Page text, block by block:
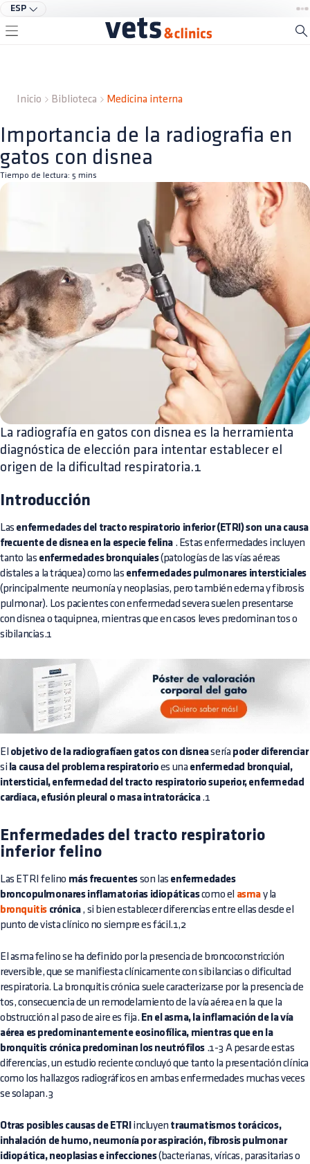
ESP
Inicio Biblioteca Medicina interna
Importancia de la radiografia en
gatos con disnea
Tiempo de lectura: 5 mins
La radiografía en gatos con disnea es la herramienta
diagnóstica de elección para intentar establecer el
origen de la dificultad respiratoria.1
Introducción
Las enfermedades del tracto respiratorio inferior (ETRI) son una causa
frecuente de disnea en la especie felina . Estas enfermedades incluyen
tanto las enfermedades bronquiales(patologías de las vías aéreas
distales a la tráquea) como las enfermedades pulmonares intersticiales
(principalmente neumonía y neoplasias, pero también edema y fibrosis
pulmonar). Los pacientes con enfermedad severa suelen presentarse
con disnea o taquipnea, mientras que en casos leves predominan tos o
sibilancias.1
El objetivo de la radiografíaen gatos con disneasería poder diferenciar
si la causa del problema respiratorio es una enfermedad bronquial,
intersticial, enfermedad del tracto respiratorio superior, enfermedad
cardiaca, efusión pleural o masa intratorácica.1
Enfermedades del tracto respiratorio
inferior felino
Las ETRI felino más frecuentes son las enfermedades
broncopulmonares inflamatorias idiopáticascomo el asma y la
bronquitis crónica, si bien establecer diferencias entre ellas desde el
punto de vista clínico no siempre es fácil.1,2
El asma felino se ha definido por la presencia de broncoconstricción
reversible, que se manifiesta clínicamente con sibilancias o dificultad
respiratoria. La bronquitis crónica suele caracterizarse por la presencia de
tos, consecuencia de un remodelamiento de la vía aérea en la que la
obstrucción al paso de aire es fija. En el asma, la inflamación de la vía
aérea es predominantemente eosinofílica, mientras que en la
bronquitis crónica predominan los neutrófilos .1-3 A pesar de estas
diferencias, un estudio reciente concluyó que tanto la presentación clínica
como los hallazgos radiográficos en ambas enfermedades muchas veces
se solapan.3
Otras posibles causas de ETRI incluyen traumatismos torácicos,
inhalación de humo, neumonía por aspiración, fibrosis pulmonar
idiopática, neoplasias e infecciones(bacterianas, víricas, parasitarias o